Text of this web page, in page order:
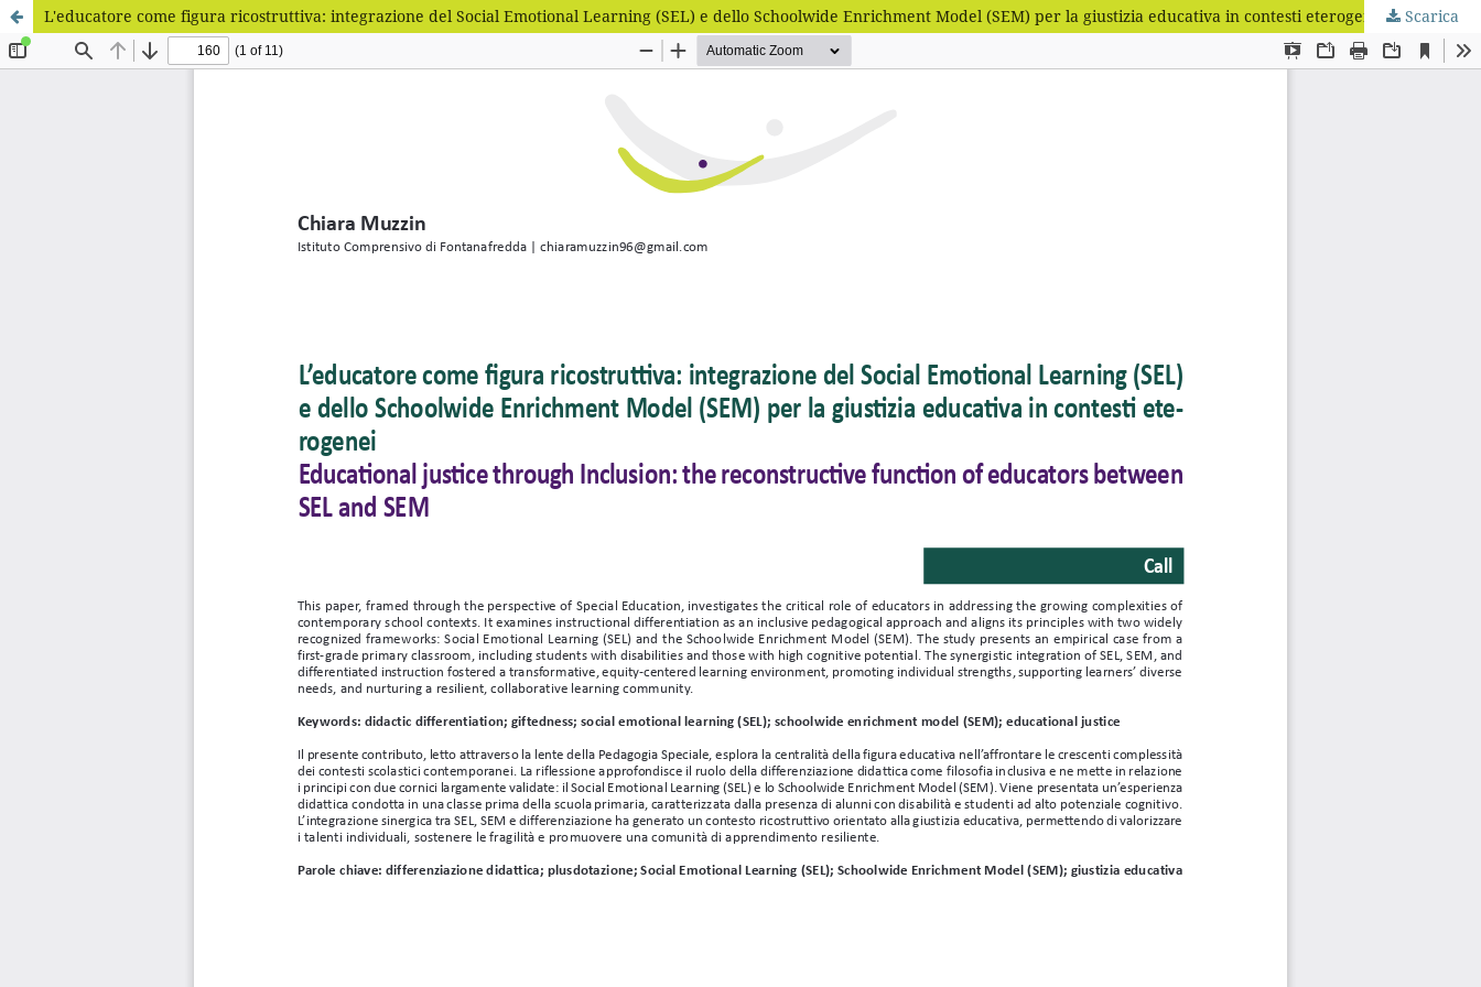
L'educatore come figura ricostruttiva: integrazione del Social Emotional Learning (SEL) e dello Schoolwide Enrichment Model (SEM) per la giustizia educativa in contesti eterogenei. Scarica